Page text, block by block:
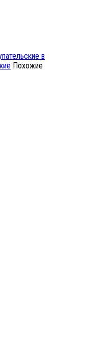
в
Похожие